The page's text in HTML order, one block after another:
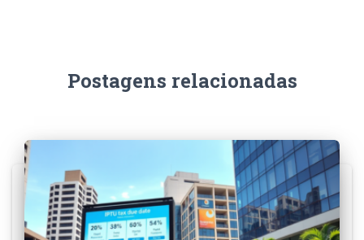
Postagens relacionadas